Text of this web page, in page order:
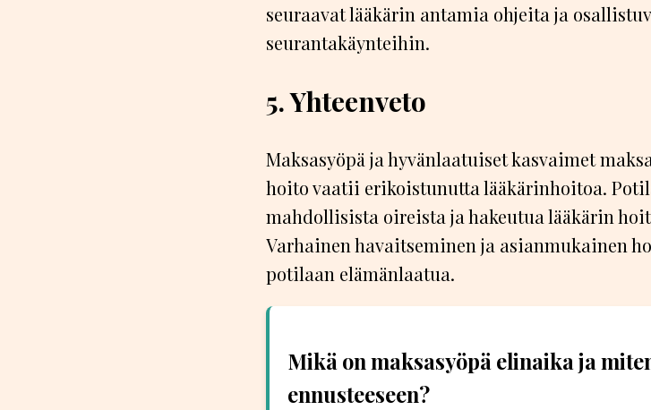
seuraavat lääkärin antamia ohjeita ja
seurantakäynteihin.
5. Yhteenveto
Maksasyöpä ja hyvänlaatuiset kasvaimet
hoito vaatii erikoistunutta lääkärinhoitoa.
mahdollisista oireista ja hakeutua lääkärin
Varhainen havaitseminen ja asianmukainen
potilaan elämänlaatua.
Mikä on maksasyöpä elinaika ja
ennusteeseen?